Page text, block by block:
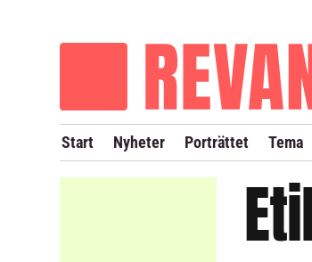
Start Nyheter Porträttet Tema
OM REVANSCH TIDIGARE